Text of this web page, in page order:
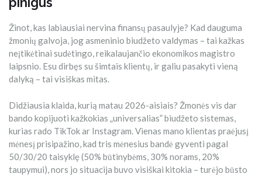
Žinot, kas labiausiai nervina finansų pasaulyje? Kad dauguma
žmonių galvoja, jog asmeninio biudžeto valdymas – tai kažkas
neįtikėtinai sudėtingo, reikalaujančio ekonomikos magistro
laipsnio. Esu dirbęs su šimtais klientų, ir galiu pasakyti vieną
dalyką – tai visiškas mitas.
Didžiausia klaida, kurią matau 2026-aisiais? Žmonės vis dar
bando kopijuoti kažkokias „universalias” biudžeto sistemas,
kurias rado TikTok ar Instagram. Vienas mano klientas praėjusį
mėnesį prisipažino, kad tris mėnesius bandė gyventi pagal
50/30/20 taisyklę (50% būtinybėms, 30% norams, 20%
taupymui), nors jo situacija buvo visiškai kitokia – turėjo būsto